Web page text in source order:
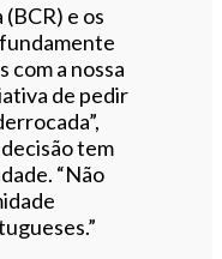
e os
com a nossa
de pedir
tem
“Não